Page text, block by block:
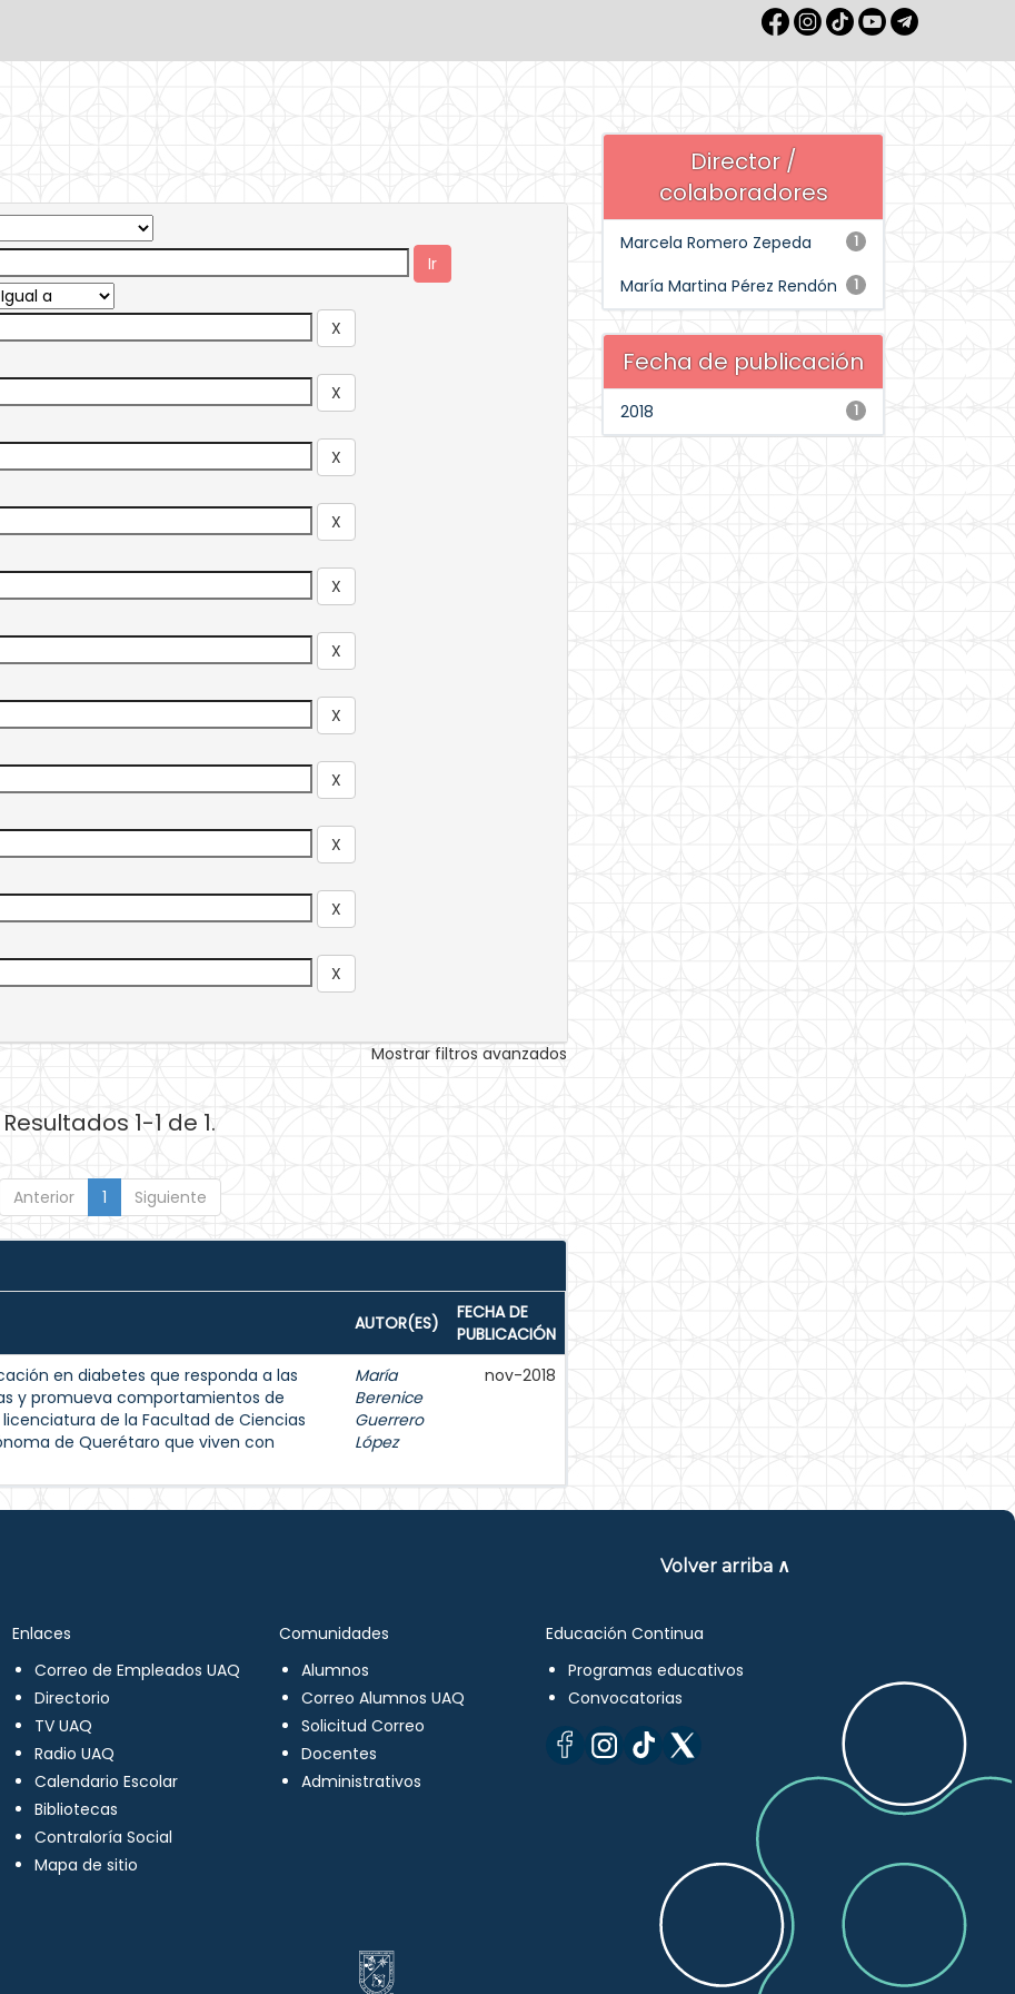
Mostrar filtros avanzados
Resultados 1-1 de 1.
Anterior 1 Siguiente
AUTOR(ES)
FECHA DE
PUBLICACIÓN
en diabetes que responda a las
y promueva comportamientos de
de la Facultad de Ciencias
de Querétaro que viven con
María
Berenice
Guerrero
López
nov-2018
Director /
colaboradores
1
Marcela Romero Zepeda
1
María Martina Pérez Rendón
Fecha de publicación
1
2018
Volver arriba ∧
Enlaces
Correo de Empleados UAQ
Directorio
TV UAQ
Radio UAQ
Calendario Escolar
Bibliotecas
Contraloría Social
Mapa de sitio
Comunidades
Alumnos
Correo Alumnos UAQ
Solicitud Correo
Docentes
Administrativos
Educación Continua
Programas educativos
Convocatorias